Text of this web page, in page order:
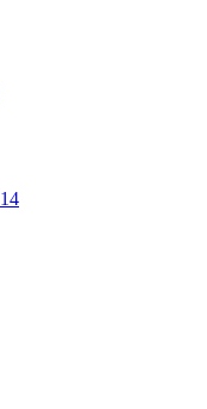
14